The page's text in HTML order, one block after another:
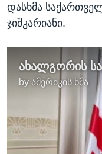
დასხმა
ჯიშკარიანი.
by ამერიკის ხმა
No